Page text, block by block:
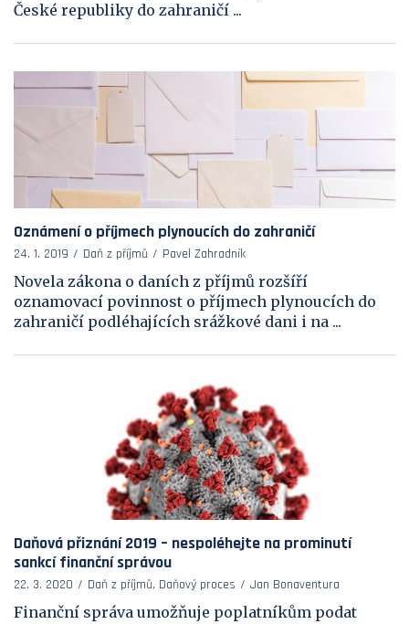
České republiky do zahraničí ...
Oznámení o příjmech plynoucích do zahraničí
24. 1. 2019 Daň z příjmů Pavel Zahradník
Novela zákona o daních z příjmů rozšíří
oznamovací povinnost o příjmech plynoucích do
zahraničí podléhajících srážkové dani i na ...
Daňová přiznání 2019 – nespoléhejte na prominutí
sankcí finanční správou
22. 3. 2020 Daň z příjmů, Daňový proces Jan Bonaventura
Finanční správa umožňuje poplatníkům podat